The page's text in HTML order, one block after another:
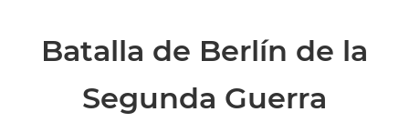
Batalla de Berlín de la
Segunda Guerra